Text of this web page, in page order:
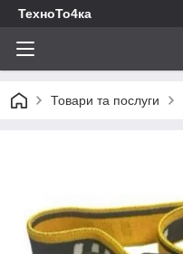
ТехноТо4ка
Товари та послуги